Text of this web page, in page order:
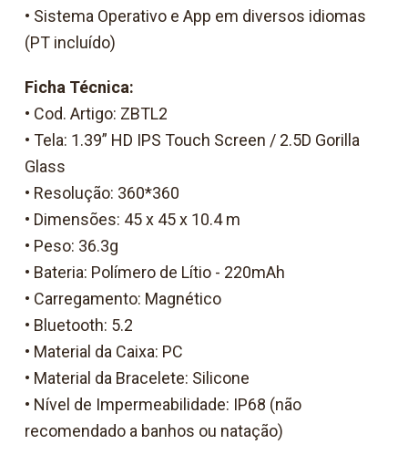
• Sistema Operativo e App em diversos idiomas
(PT incluído)
Ficha Técnica:
• Cod. Artigo: ZBTL2
• Tela: 1.39” HD IPS Touch Screen / 2.5D Gorilla
Glass
• Resolução: 360*360
• Dimensões: 45 x 45 x 10.4 m
• Peso: 36.3g
• Bateria: Polímero de Lítio - 220mAh
• Carregamento: Magnético
• Bluetooth: 5.2
• Material da Caixa: PC
• Material da Bracelete: Silicone
• Nível de Impermeabilidade: IP68 (não
recomendado a banhos ou natação)